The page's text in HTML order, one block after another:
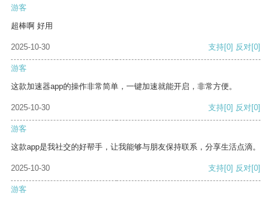
游客
超棒啊 好用
2025-10-30 支持[0] 反对[0]
游客
这款加速器app的操作非常简单，一键加速就能开启，非常方便。
2025-10-30 支持[0] 反对[0]
游客
这款app是我社交的好帮手，让我能够与朋友保持联系，分享生活点滴。
2025-10-30 支持[0] 反对[0]
游客